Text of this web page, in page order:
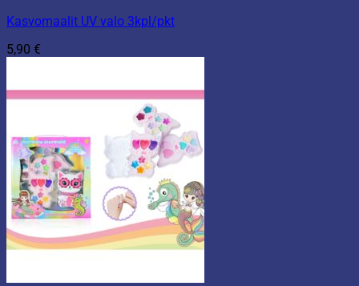
Kasvomaalit UV valo 3kpl/pkt
5,90 €